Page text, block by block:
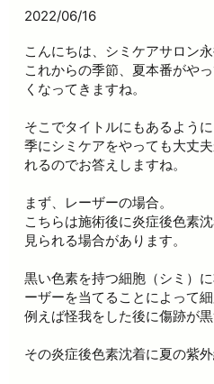
2022/06/16
こんにちは、シミケアサロン永
これからの季節、夏本番がや
くなってきますね。
そこでタイトルにもあるよう
季にシミケアをやっても大丈
れるのでお答えしますね。
まず、レーザーの場合。
こちらは施術後に炎症後色素
見られる場合があります。
黒い色素を持つ細胞（シミ）
ーザーを当てることによって細
例えば怪我をした後に傷跡が
その炎症後色素沈着に夏の紫